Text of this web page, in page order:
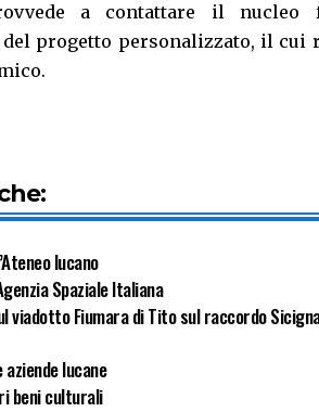
a contattare il
progetto personalizzato, il cui
lucano
Spaziale Italiana
viadotto Fiumara di Tito sul raccordo
lucane
beni culturali